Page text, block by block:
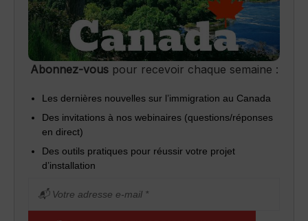
Abonnez-vouspour recevoir chaque semaine :
Les dernières nouvelles sur l’immigration au Canada
Des invitations à nos webinaires (questions/réponses
en direct)
Des outils pratiques pour réussir votre projet
d’installation